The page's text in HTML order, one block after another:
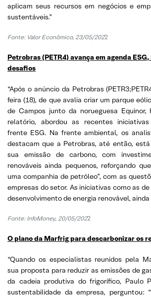
aplicam seus recursos em negócios e
sustentáveis.”
Fonte: Valor Econômico, 23/05/2022
Petrobras (PETR4) avança em agenda
desafios
“Após o anúncio da Petrobras
feira (18), de que avalia criar um parque
de Campos junto da norueguesa Equinor,
relatório, abordou as recentes
frente ESG. Na frente ambiental, os
destacam que a Petrobras, até então,
sua emissão de carbono, com
renováveis ainda pequenos, reforçando
uma companhia de petróleo”, com as
empresas do setor. As iniciativas como as
desenvolvimento de energia renovável, ainda
Fonte: InfoMoney, 20/05/2022
O plano da Marfrig para descarbonizar os
“Quando os especialistas reunidos pela
sua proposta para reduzir as emissões de
da cadeia produtiva do frigorífico, Paulo
sustentabilidade da empresa, perguntou: